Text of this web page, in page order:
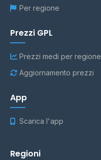
Per regione
Prezzi GPL
Prezzi medi per regione
Aggiornamento prezzi
App
Scarica l'app
Regioni